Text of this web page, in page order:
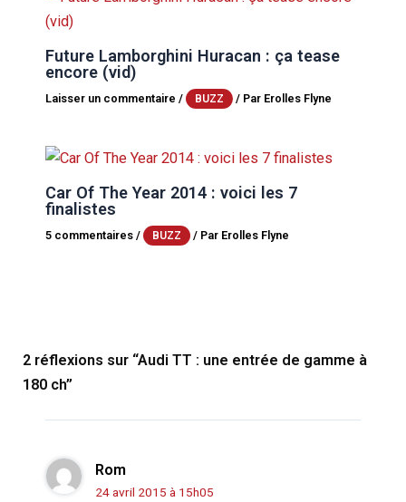
Future Lamborghini Huracan : ça tease
encore (vid)
Laisser un commentaire / BUZZ / Par Erolles Flyne
Car Of The Year 2014 : voici les 7
finalistes
5 commentaires / BUZZ / Par Erolles Flyne
2 réflexions sur “Audi TT : une entrée de gamme à
180 ch”
Rom
24 avril 2015 à 15h05